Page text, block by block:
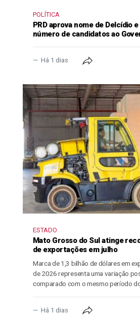
POLÍTICA
PRD aprova nome de Delcídio
número de candidatos ao
Há 1 dias
ESTADO
Mato Grosso do Sul atinge
de exportações em julho
Marca de 1,3 bilhão de dólares em
de 2026 representa uma variação
comparado com o mesmo período
Há 1 dias